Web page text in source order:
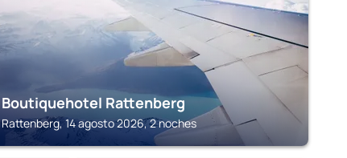
Boutiquehotel Rattenberg
Rattenberg, 14 agosto 2026, 2 noches